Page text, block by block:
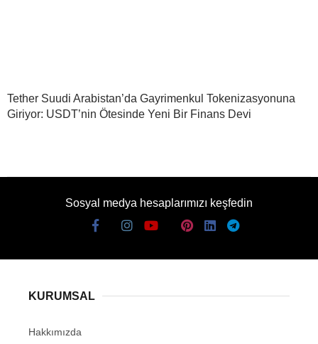
Tether Suudi Arabistan’da Gayrimenkul Tokenizasyonuna
Giriyor: USDT’nin Ötesinde Yeni Bir Finans Devi
Sosyal medya hesaplarımızı keşfedin
KURUMSAL
Hakkımızda